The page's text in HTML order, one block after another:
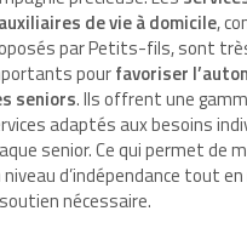
de vie à domicile,
par Petits-fils, sont
pourfavoriser
seniors. Ils offrent une
adaptés aux besoins
senior. Ce qui permet de
niveau d’indépendance tout
nécessaire.